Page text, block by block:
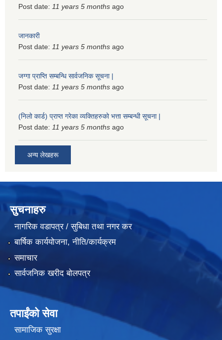
Post date: 11 years 5 months ago
जानकारी
Post date: 11 years 5 months ago
जग्गा प्राप्ति सम्बन्धि सार्वजनिक सूचना |
Post date: 11 years 5 months ago
(निलो कार्ड) प्राप्त गरेका व्यक्तिहरुको भत्ता सम्बन्धी सूचना |
Post date: 11 years 5 months ago
अन्य लेखहरू
सुचनाहरु
नागरिक वडापत्र / सुबिधा तथा नगर कर
बार्षिक कार्ययोजना, नीति/कार्यक्रम
समाचार
सार्वजनिक खरीद बोलपत्र
तपाईंको सेवा
सामाजिक सुरक्षा